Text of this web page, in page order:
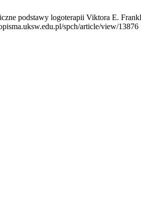
podstawy logoterapii Viktora E.
spch/article/view/13876